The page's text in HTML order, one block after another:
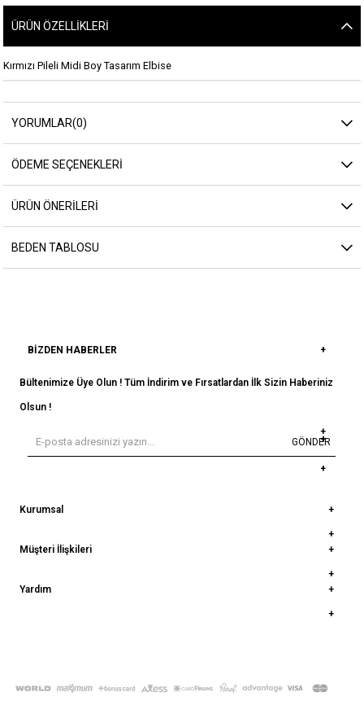
ÜRÜN ÖZELLIKLERI
Kırmızı Pileli Midi Boy Tasarım Elbise
YORUMLAR(0)
ÖDEME SEÇENEKLERI
ÜRÜN ÖNERILERI
BEDEN TABLOSU
BIZDEN HABERLER
Bültenimize Üye Olun ! Tüm İndirim ve Fırsatlardan İlk Sizin Haberiniz
Olsun !
GÖNDER
Kurumsal
Müşteri İlişkileri
Yardım